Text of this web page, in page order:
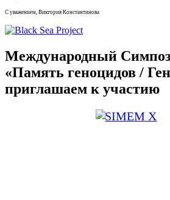
С уважением, Виктория Константинова
Международный
«Память геноцидов /
приглашаем к участию